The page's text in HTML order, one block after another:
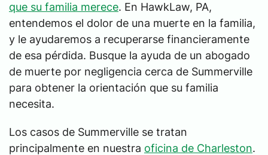
que su familia merece. En HawkLaw, PA,
entendemos el dolor de una muerte en la familia,
y le ayudaremos a recuperarse financieramente
de esa pérdida. Busque la ayuda de un abogado
de muerte por negligencia cerca de Summerville
para obtener la orientación que su familia
necesita.
Los casos de Summerville se tratan
principalmente en nuestra oficina de Charleston.